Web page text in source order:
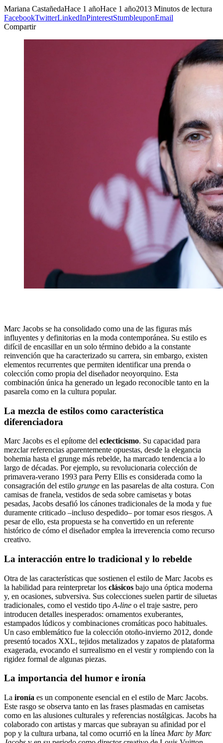
Mariana CastañedaHace 1 añoHace 1 año2013 Minutos de lectura
FacebookTwitterLinkedInPinterestStumbleuponEmail
Compartir
Marc Jacobs se ha consolidado como una de las figuras más
influyentes y definitorias en la moda contemporánea. Su estilo es
difícil de encasillar en un solo término debido a la constante
reinvención que ha caracterizado su carrera, sin embargo, existen
elementos recurrentes que permiten identificar una prenda o
colección como propia del diseñador neoyorquino. Esta
combinación única ha generado un legado reconocible tanto en la
pasarela como en la cultura popular.
La mezcla de estilos como característica
diferenciadora
Marc Jacobs es el epítome del eclecticismo. Su capacidad para
mezclar referencias aparentemente opuestas, desde la elegancia
bohemia hasta el grunge más rebelde, ha marcado tendencia a lo
largo de décadas. Por ejemplo, su revolucionaria colección de
primavera-verano 1993 para Perry Ellis es considerada como la
consagración del estilo grunge en las pasarelas de alta costura. Con
camisas de franela, vestidos de seda sobre camisetas y botas
pesadas, Jacobs desafió los cánones tradicionales de la moda y fue
duramente criticado –incluso despedido– por tomar esos riesgos. A
pesar de ello, esta propuesta se ha convertido en un referente
histórico de cómo el diseñador emplea la irreverencia como recurso
creativo.
La interacción entre lo tradicional y lo rebelde
Otra de las características que sostienen el estilo de Marc Jacobs es
la habilidad para reinterpretar los clásicos bajo una óptica moderna
y, en ocasiones, subversiva. Sus colecciones suelen partir de siluetas
tradicionales, como el vestido tipo A-line o el traje sastre, pero
introducen detalles inesperados: ornamentos exuberantes,
estampados lúdicos y combinaciones cromáticas poco habituales.
Un caso emblemático fue la colección otoño-invierno 2012, donde
presentó tocados XXL, tejidos metalizados y zapatos de plataforma
exagerada, evocando el surrealismo en el vestir y rompiendo con la
rigidez formal de algunas piezas.
La importancia del humor e ironía
La ironía es un componente esencial en el estilo de Marc Jacobs.
Este rasgo se observa tanto en las frases plasmadas en camisetas
como en las alusiones culturales y referencias nostálgicas. Jacobs ha
colaborado con artistas y marcas que subrayan su afinidad por el
pop y la cultura urbana, tal como ocurrió en la línea Marc by Marc